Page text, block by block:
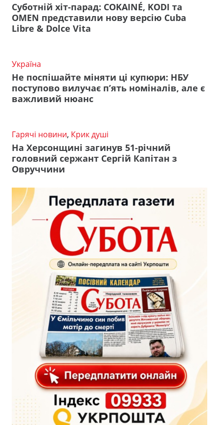
Суботній хіт-парад: COKAINÉ, KODI та
OMEN представили нову версію Cuba
Libre & Dolce Vita
Україна
Не поспішайте міняти ці купюри: НБУ
поступово вилучає п’ять номіналів, але є
важливий нюанс
Гарячі новини, Крик душі
На Херсонщині загинув 51-річний
головний сержант Сергій Капітан з
Овруччини